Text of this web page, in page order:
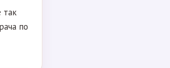
так
по